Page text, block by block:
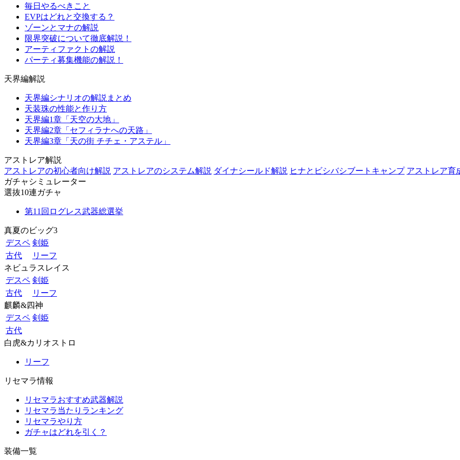
毎日やるべきこと
EVPはどれと交換する？
ゾーンとマナの解説
限界突破について徹底解説！
アーティファクトの解説
パーティ募集機能の解説！
天界編解説
天界編シナリオの解説まとめ
天装珠の性能と作り方
天界編1章「天空の大地」
天界編2章「セフィラナへの天路」
天界編3章「天の街 チチェ・アステル」
アストレア解説
アストレアの初心者向け解説 アストレアのシステム解説 ダイナシールド解説 ヒナとビシバシブートキャンプ アストレア育
ガチャシミュレーター
選抜10連ガチャ
第11回ログレス武器総選挙
真夏のビッグ3
デスペ 剣姫
古代
リーフ
ネビュラスレイス
デスペ 剣姫
古代
リーフ
麒麟&四神
デスペ 剣姫
古代
白虎&カリオストロ
リーフ
リセマラ情報
リセマラおすすめ武器解説
リセマラ当たりランキング
リセマラやり方
ガチャはどれを引く？
装備一覧